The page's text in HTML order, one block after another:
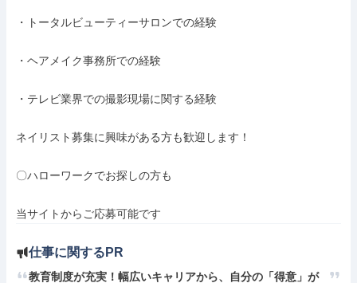
・トータルビューティーサロンでの経験
・ヘアメイク事務所での経験
・テレビ業界での撮影現場に関する経験
ネイリスト募集に興味がある方も歓迎します！
〇ハローワークでお探しの方も
当サイトからご応募可能です
仕事に関するPR
教育制度が充実！幅広いキャリアから、自分の「得意」が